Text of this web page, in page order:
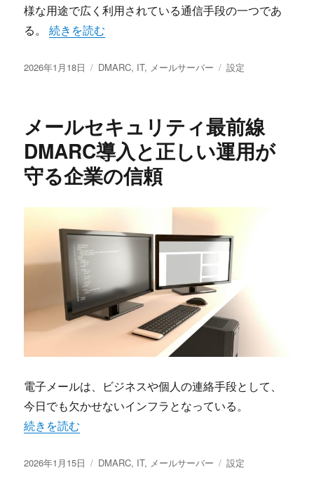
様な用途で広く利用されている通信手段の一つであ
る。“メールセキュリティ強化時代におけるDMARC導入
続きを読む
投
2026年1月18日
カ
ー
DMARC, IT, メールサーバー
タ
設定
メールセキュリティ最前線
DMARC導入と正しい運用が
守る企業の信頼
電子メールは、ビジネスや個人の連絡手段として、
今日でも欠かせないインフラとなっている。
“メールセキュリティ最前線DMARC導入と正しい運用が
続きを読む
投
2026年1月15日
カ
DMARC, IT, メールサーバー
タ
設定